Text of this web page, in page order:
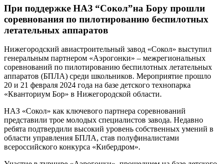
При поддержке НАЗ “Сокол”на Бору прошли
соревнования по пилотированию беспилотных
летательных аппаратов
Нижегородский авиастроительный завод «Сокол» выступил
генеральным партнером «Аэрогонки» – межрегиональных
соревнований по пилотированию беспилотных летательных
аппаратов (БПЛА) среди школьников. Мероприятие прошло
20 и 21 февраля 2024 года на базе детского технопарка
«Кванториум Бор» в Нижегородской области.
НАЗ «Сокол» как ключевого партнера соревнований
представили трое молодых специалистов завода. Недавно
ребята подтвердили высокий уровень собственных умений в
области управления БПЛА, став полуфиналистами
всероссийского конкурса «Кибердром».